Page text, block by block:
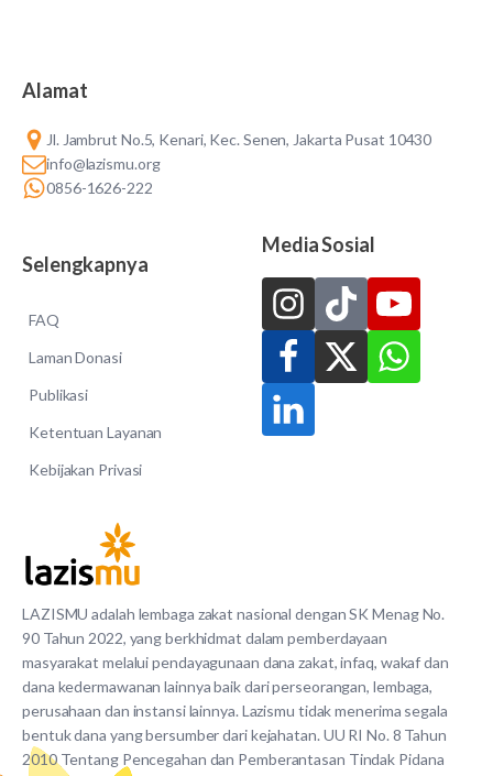
LAZISMU adalah lembaga zakat nasional dengan SK Menag No.
90 Tahun 2022, yang berkhidmat dalam pemberdayaan
masyarakat melalui pendayagunaan dana zakat, infaq, wakaf dan
dana kedermawanan lainnya baik dari perseorangan, lembaga,
perusahaan dan instansi lainnya. Lazismu tidak menerima segala
bentuk dana yang bersumber dari kejahatan. UU RI No. 8 Tahun
2010 Tentang Pencegahan dan Pemberantasan Tindak Pidana
Alamat
Jl. Jambrut No.5, Kenari, Kec. Senen, Jakarta Pusat 10430
info@lazismu.org
0856-1626-222
Selengkapnya
FAQ
Laman Donasi
Publikasi
Ketentuan Layanan
Kebijakan Privasi
Media Sosial